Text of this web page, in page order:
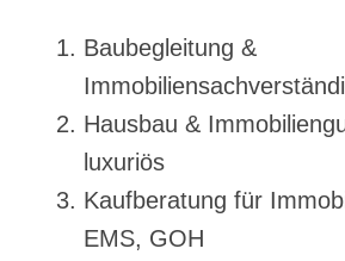
Baubegleitung &
Hausbau &
luxuriös
Kaufberatung für
EMS, GOH